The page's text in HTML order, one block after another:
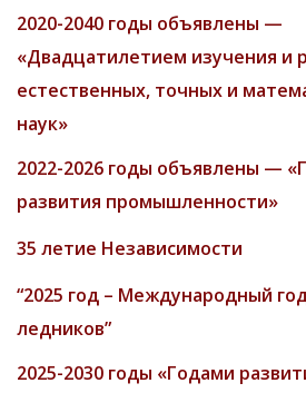
2020-2040 годы объявлены —
«Двадцатилетием изучения и
естественных, точных и
наук»
2022-2026 годы объявлены —
развития промышленности»
35 летие Независимости
“2025 год – Международный
ледников”
2025-2030 годы «Годами